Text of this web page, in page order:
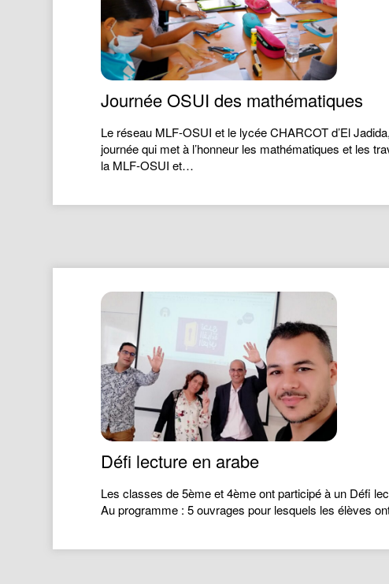
Journée OSUI des mathématiques
Le réseau MLF-OSUI et le lycée CHARCOT d’El
journée qui met à l’honneur les mathématiques et les
la MLF-OSUI et…
Défi lecture en arabe
Les classes de 5ème et 4ème ont participé à un Défi
Au programme : 5 ouvrages pour lesquels les élèves